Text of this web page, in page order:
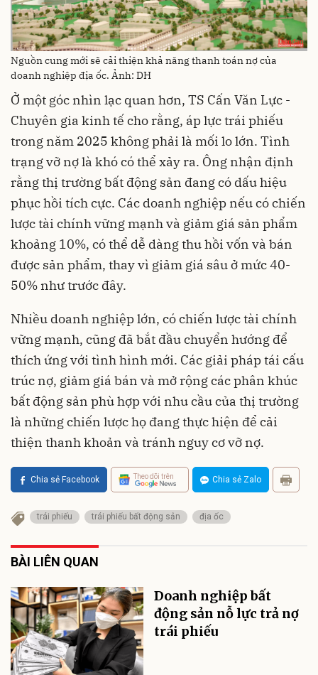
Nguồn cung mới sẽ cải thiện khả năng thanh toán nợ của
doanh nghiệp địa ốc. Ảnh: DH
Ở một góc nhìn lạc quan hơn, TS Cấn Văn Lực -
Chuyên gia kinh tế cho rằng, áp lực trái phiếu
trong năm 2025 không phải là mối lo lớn. Tình
trạng vỡ nợ là khó có thể xảy ra. Ông nhận định
rằng thị trường bất động sản đang có dấu hiệu
phục hồi tích cực. Các doanh nghiệp nếu có chiến
lược tài chính vững mạnh và giảm giá sản phẩm
khoảng 10%, có thể dễ dàng thu hồi vốn và bán
được sản phẩm, thay vì giảm giá sâu ở mức 40-
50% như trước đây.
Nhiều doanh nghiệp lớn, có chiến lược tài chính
vững mạnh, cũng đã bắt đầu chuyển hướng để
thích ứng với tình hình mới. Các giải pháp tái cấu
trúc nợ, giảm giá bán và mở rộng các phân khúc
bất động sản phù hợp với nhu cầu của thị trường
là những chiến lược họ đang thực hiện để cải
thiện thanh khoản và tránh nguy cơ vỡ nợ.
Chia sẻ Facebook Theo dõi trên Chia sẻ Zalo
trái phiếu trái phiếu bất động sản địa ốc
BÀI LIÊN QUAN
Doanh nghiệp bất
động sản nỗ lực trả nợ
trái phiếu